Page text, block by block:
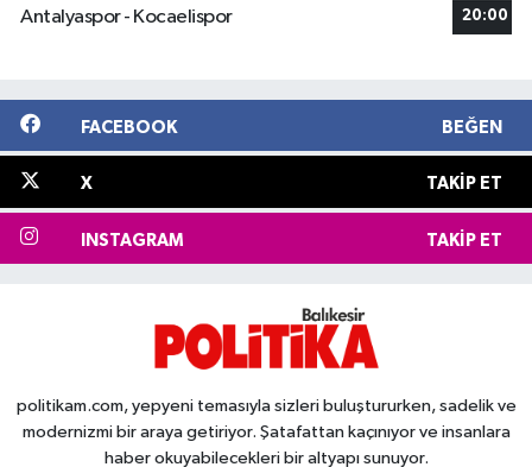
Antalyaspor - Kocaelispor 20:00
FACEBOOK BEĞEN
X TAKIP ET
INSTAGRAM TAKIP ET
politikam.com, yepyeni temasıyla sizleri buluştururken, sadelik ve
modernizmi bir araya getiriyor. Şatafattan kaçınıyor ve insanlara
haber okuyabilecekleri bir altyapı sunuyor.